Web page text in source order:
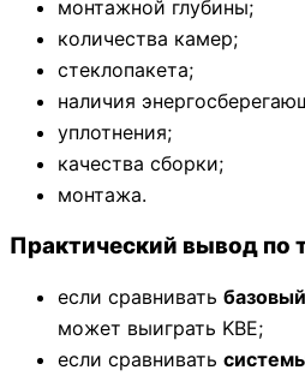
монтажной глубины;
количества камер;
стеклопакета;
наличия
уплотнения;
качества сборки;
монтажа.
Практический вывод по
если сравнивать
может выиграть KBE;
если сравнивать